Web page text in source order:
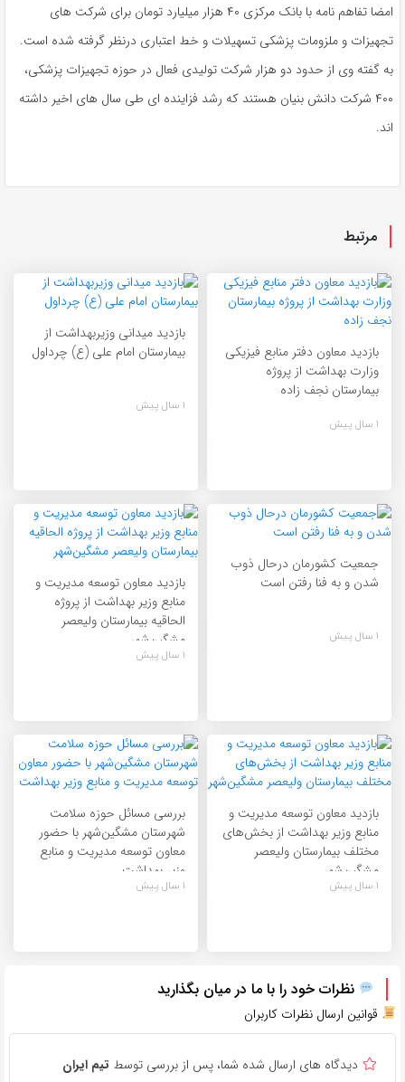
امضا تفاهم نامه با بانک مرکزی ۴۰ هزار میلیارد تومان برای شرکت‌ های
تجهیزات و ملزومات پزشکی تسهیلات و خط اعتباری درنظر گرفته شده است.
به گفته وی از حدود دو هزار شرکت تولیدی فعال در حوزه تجهیزات پزشکی،
۴۰۰ شرکت دانش بنیان هستند که رشد فزاینده‌ ای طی سال‌ های اخیر داشته‌
اند.
مرتبط
بازدید معاون دفتر منابع فیزیکی
وزارت بهداشت از پروژه
بیمارستان نجف زاده
1 سال پیش
بازدید میدانی وزیربهداشت از
بیمارستان امام علی (ع) چرداول
1 سال پیش
جمعیت کشورمان درحال ذوب
شدن و به فنا رفتن است
1 سال پیش
بازدید معاون توسعه مدیریت و
منابع وزیر بهداشت از پروژه
الحاقیه بیمارستان ولیعصر
مشگین‌شهر
1 سال پیش
بازدید معاون توسعه مدیریت و
منابع وزیر بهداشت از بخش‌های
مختلف بیمارستان ولیعصر
مشگین‌شهر
1 سال پیش
بررسی مسائل حوزه سلامت
شهرستان مشگین‌شهر با حضور
معاون توسعه مدیریت و منابع
وزیر بهداشت
1 سال پیش
نظرات خود را با ما در میان بگذارید
قوانین ارسال نظرات کاربران
دیدگاه های ارسال شده شما، پس از بررسی توسط تیم ایران